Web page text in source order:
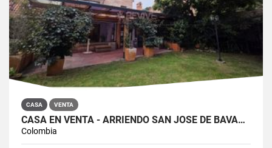
CASA VENTA
CASA EN VENTA - ARRIENDO SAN JOSÉ DE BAVARIA
Colombia